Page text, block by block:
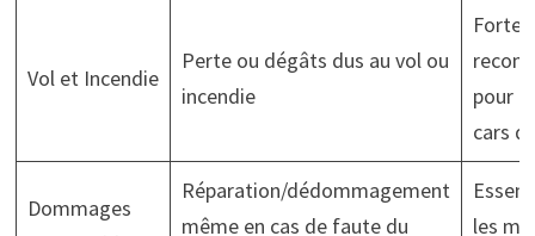
Vol et Incendie
Perte ou dégâts dus au vol ou
incendie
Forte
pour
cars
Dommages
Réparation/dédommagement
même en cas de faute du
les